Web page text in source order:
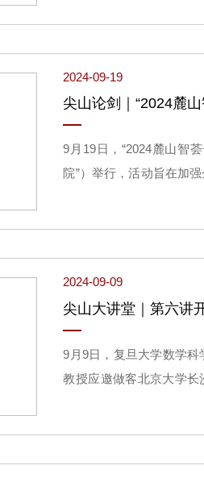
2024-09-19
尖山论剑｜“2024麓
9月19日，“2024麓山智
院”）举行，活动旨在加
2024-09-09
尖山大讲堂｜第六讲
9月9日，复旦大学数学
教授应邀做客北京大学长